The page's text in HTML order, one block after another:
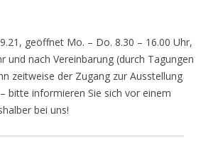
geöffnet Mo. – Do. 8.30 – 16.00 Uhr,
und nach Vereinbarung (durch Tagungen
zeitweise der Zugang zur Ausstellung
bitte informieren Sie sich vor einem
bei uns!